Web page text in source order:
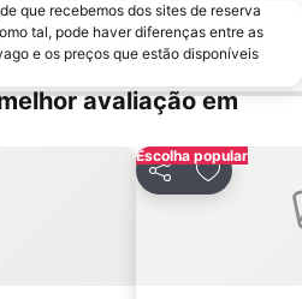
Parque Dona Lindu
Igreja Nossa Senhora do Rosário - Paróquia da Torre
Igreja de Nossa Senhora do Rosário dos Homens Pretos
que recebemos dos sites de reserva
tal, pode haver diferenças entre as
e os preços que estão disponíveis
avaliação em
Escolha popular
PartilharAdicionar